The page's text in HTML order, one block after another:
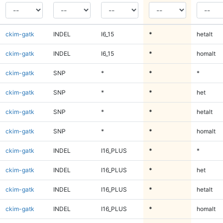
ckim-gatk INDEL I6_15 * hetalt
ckim-gatk INDEL I6_15 * homalt
ckim-gatk SNP * * *
ckim-gatk SNP * * het
ckim-gatk SNP * * hetalt
ckim-gatk SNP * * homalt
ckim-gatk INDEL I16_PLUS * *
ckim-gatk INDEL I16_PLUS * het
ckim-gatk INDEL I16_PLUS * hetalt
ckim-gatk INDEL I16_PLUS * homalt